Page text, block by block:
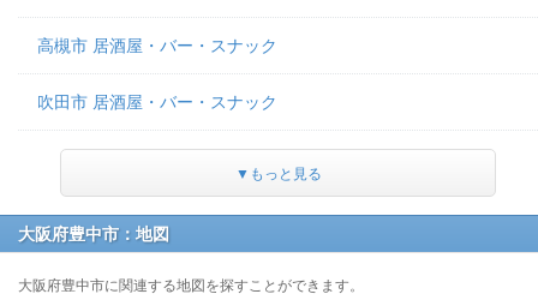
高槻市 居酒屋・バー・スナック
吹田市 居酒屋・バー・スナック
▼もっと見る
大阪府豊中市：地図
大阪府豊中市に関連する地図を探すことができます。